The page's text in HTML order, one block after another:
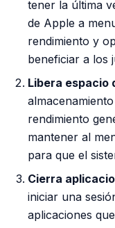
tener la última
de Apple a
rendimiento y
beneficiar a los
Libera espacio
rendimiento
mantener al
para que el
Cierra
iniciar una
aplicaciones